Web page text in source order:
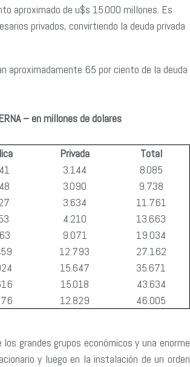
aproximado de u$s 15.000 millones. Es
privados, convirtiendo la deuda privada
aproximadamente 65 por ciento de la deuda
– en millones de dolares
Privada
Total
3.144
8.085
3.090
9.738
3.634
11.761
4.210
13.663
9.071
19.034
12.793
27.162
15.647
35.671
15.018
43.634
12.829 46.005
grandes grupos económicos y una enorme
y luego en la instalación de un orden